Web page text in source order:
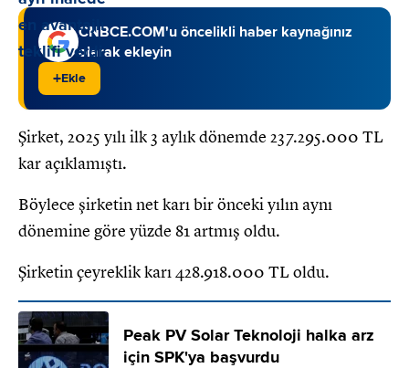
CNBCE.COM'u öncelikli haber kaynağınız
olarak ekleyin
+Ekle
Şirket, 2025 yılı ilk 3 aylık dönemde 237.295.000 TL
kar açıklamıştı.
Böylece şirketin net karı bir önceki yılın aynı
dönemine göre yüzde 81 artmış oldu.
Şirketin çeyreklik karı 428.918.000 TL oldu.
Peak PV Solar Teknoloji halka arz
için SPK'ya başvurdu